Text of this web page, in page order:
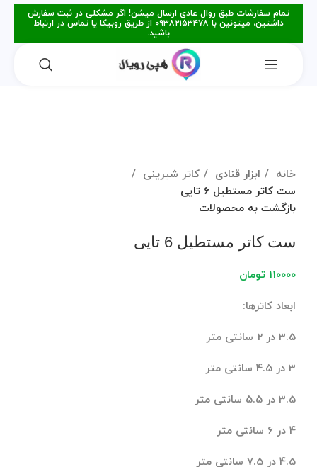
تمام سفارشات طبق روال عادی ارسال میشن! اگر مشکلی در ثبت سفارش
داشتین، میتونین با ۰۹۳۸۲۱۵۳۴۷۸ از طریق روبیکا یا تماس در ارتباط
باشید.
خانه
ابزار قنادی
کاتر شیرینی
ست کاتر مستطیل 6 تایی
بازگشت به محصولات
ست کاتر مستطیل 6 تایی
۱۱۰۰۰۰ تومان
ابعاد کاترها:
3.5 در 2 سانتی متر
3 در 4.5 سانتی متر
3.5 در 5.5 سانتی متر
4 در 6 سانتی متر
4.5 در 7.5 سانتی متر